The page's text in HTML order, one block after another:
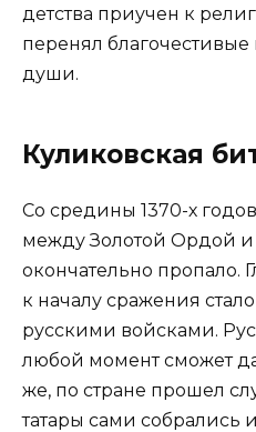
детства приучен к
перенял
души.
Куликовская
Со средины 1370-х
между Золотой Ордой
окончательно пропало.
к началу сражения
русскими войсками.
любой момент сможет
же, по стране прошел
татары сами собрались